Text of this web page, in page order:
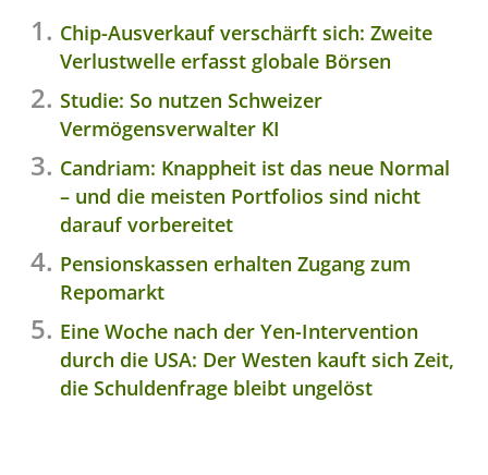
Chip-Ausverkauf verschärft sich: Zweite
Verlustwelle erfasst globale Börsen
Studie: So nutzen Schweizer
Vermögensverwalter KI
Candriam: Knappheit ist das neue Normal
– und die meisten Portfolios sind nicht
darauf vorbereitet
Pensionskassen erhalten Zugang zum
Repomarkt
Eine Woche nach der Yen-Intervention
durch die USA: Der Westen kauft sich Zeit,
die Schuldenfrage bleibt ungelöst